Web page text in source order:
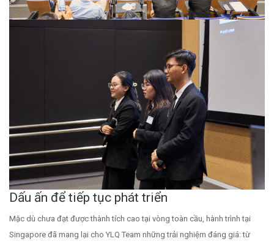
Dấu ấn để tiếp tục phát triển
Mặc dù chưa đạt được thành tích cao tại vòng toàn cầu, hành trình tại
Singapore đã mang lại cho YLQ Team những trải nghiệm đáng giá: từ